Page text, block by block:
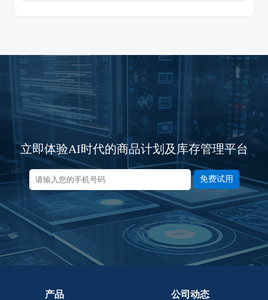
立即体验AI时代的商品计划及库存管理平台
免费试用
产品 公司动态